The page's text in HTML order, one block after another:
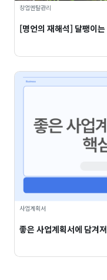
창업멘탈관리
[명언의 재해석] 달팽이
사업계획서
좋은 사업계획서에 담겨